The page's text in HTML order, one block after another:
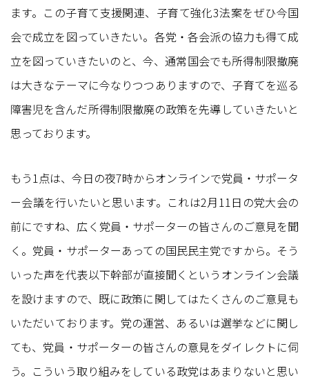
ます。この子育て支援関連、子育て強化3法案をぜひ今国
会で成立を図っていきたい。各党・各会派の協力も得て成
立を図っていきたいのと、今、通常国会でも所得制限撤廃
は大きなテーマに今なりつつありますので、子育てを巡る
障害児を含んだ所得制限撤廃の政策を先導していきたいと
思っております。
もう1点は、今日の夜7時からオンラインで党員・サポータ
ー会議を行いたいと思います。これは2月11日の党大会の
前にですね、広く党員・サポーターの皆さんのご意見を聞
く。党員・サポーターあっての国民民主党ですから。そう
いった声を代表以下幹部が直接聞くというオンライン会議
を設けますので、既に政策に関してはたくさんのご意見も
いただいております。党の運営、あるいは選挙などに関し
ても、党員・サポーターの皆さんの意見をダイレクトに伺
う。こういう取り組みをしている政党はあまりないと思い